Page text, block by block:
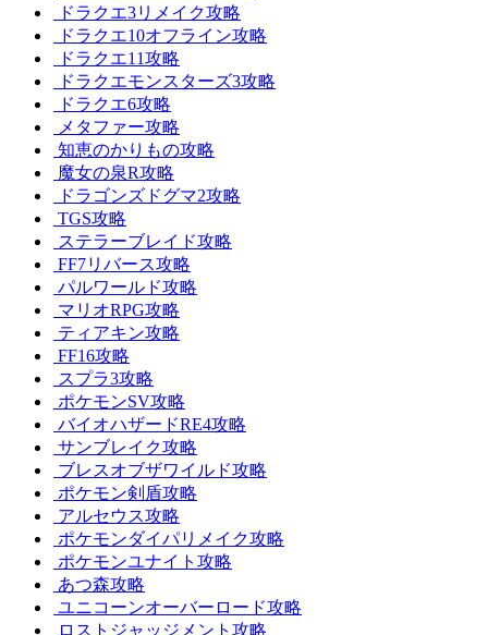
ドラクエ3リメイク攻略
ドラクエ10オフライン攻略
ドラクエ11攻略
ドラクエモンスターズ3攻略
ドラクエ6攻略
メタファー攻略
知恵のかりもの攻略
魔女の泉R攻略
ドラゴンズドグマ2攻略
TGS攻略
ステラーブレイド攻略
FF7リバース攻略
パルワールド攻略
マリオRPG攻略
ティアキン攻略
FF16攻略
スプラ3攻略
ポケモンSV攻略
バイオハザードRE4攻略
サンブレイク攻略
ブレスオブザワイルド攻略
ポケモン剣盾攻略
アルセウス攻略
ポケモンダイパリメイク攻略
ポケモンユナイト攻略
あつ森攻略
ユニコーンオーバーロード攻略
ロストジャッジメント攻略